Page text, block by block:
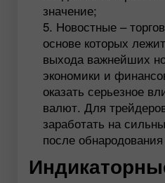
значение;
Новостные –
основе которых
выхода важнейших
экономики и
оказать серьезное
валют. Для
заработать на
после